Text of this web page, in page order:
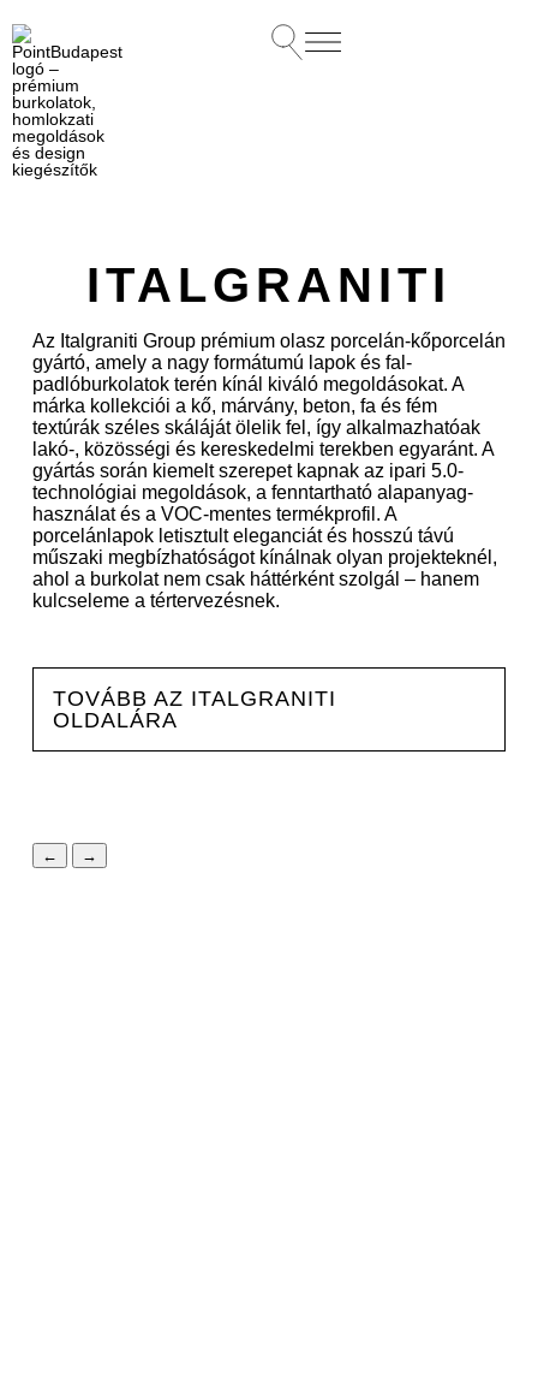
ITALGRANITI
Az Italgraniti Group prémium olasz porcelán-kőporcelán
gyártó, amely a nagy formátumú lapok és fal-
padlóburkolatok terén kínál kiváló megoldásokat. A
márka kollekciói a kő, márvány, beton, fa és fém
textúrák széles skáláját ölelik fel, így alkalmazhatóak
lakó-, közösségi és kereskedelmi terekben egyaránt. A
gyártás során kiemelt szerepet kapnak az ipari 5.0-
technológiai megoldások, a fenntartható alapanyag-
használat és a VOC-mentes termékprofil. A
porcelánlapok letisztult eleganciát és hosszú távú
műszaki megbízhatóságot kínálnak olyan projekteknél,
ahol a burkolat nem csak háttérként szolgál – hanem
kulcseleme a tértervezésnek.
TOVÁBB AZ ITALGRANITI
OLDALÁRA
← →